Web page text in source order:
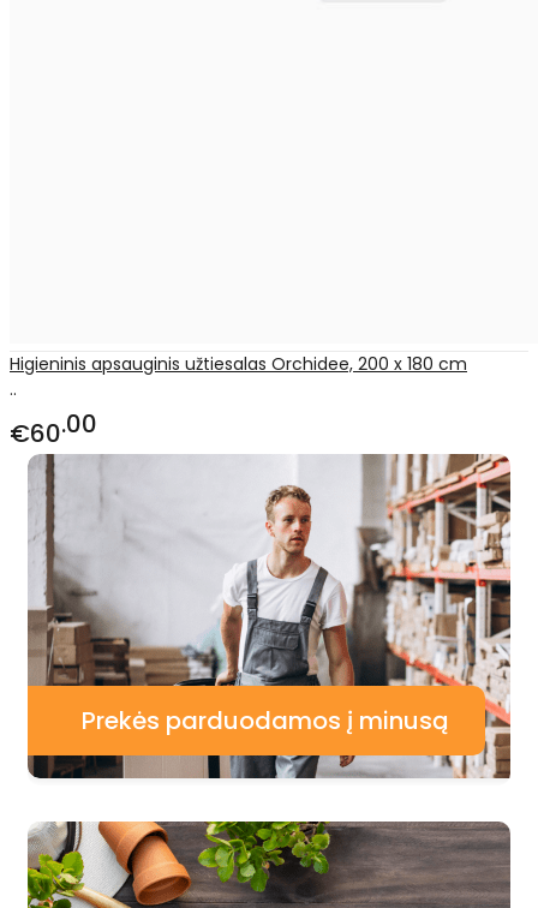
Higieninis apsauginis užtiesalas Orchidee, 200 x 180 cm
..
€60 00
Prekės parduodamos į minusą